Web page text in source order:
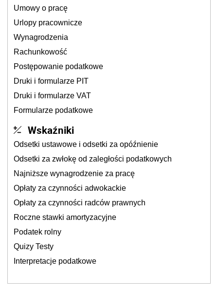
Umowy o pracę
Urlopy pracownicze
Wynagrodzenia
Rachunkowość
Postępowanie podatkowe
Druki i formularze PIT
Druki i formularze VAT
Formularze podatkowe
Wskaźniki
Odsetki ustawowe i odsetki za opóźnienie
Odsetki za zwłokę od zaległości podatkowych
Najniższe wynagrodzenie za pracę
Opłaty za czynności adwokackie
Opłaty za czynności radców prawnych
Roczne stawki amortyzacyjne
Podatek rolny
Quizy Testy
Interpretacje podatkowe